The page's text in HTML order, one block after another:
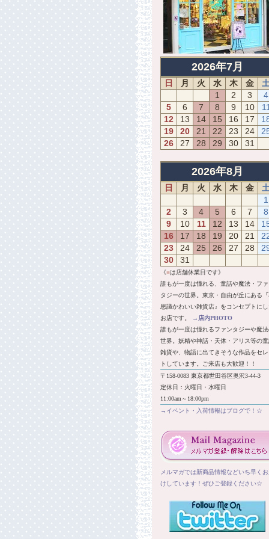
2026年7月
日 月 火 水 木 金
土
1
2 3
4
5
6 7 8 9 10
11
12
13 14 15 16 17
19
20 21 22 23 24
26
27 28 29 30 31
2026年8月
日 月 火 水 木 金
土
1
2
3 4 5 6 7
8
9
10 11 12 13 14
16
17 18 19 20 21
23
24 25 26 27 28
30
31
《■は店舗休業日です》
誰もが一度は憧れる、童話や魔法・ファ
タジーの世界。東京・自由が丘にある『
思議かわいい雑貨店』をコンセプトにし
お店です。
→ 店内PHOTO
誰もが一度は憧れるファンタジーや魔
世界。妖精や神話・天体・アリス等の
雑貨や、物語に出てきそうな作品をセレ
トしています。ご来店も大歓迎！！
〒158-0083 東京都世田谷区奥沢3-44-3
定休日：火曜日・水曜日
11:00am～18:00pm
→イベント・入荷情報はブログで！☆
メルマガでは新商品情報などいち早くお
けしています！ぜひご登録ください☆